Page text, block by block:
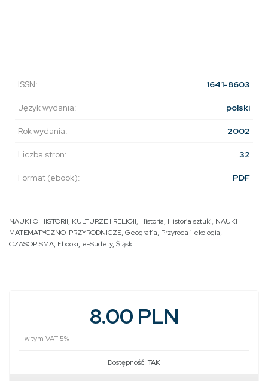
ISSN: 1641-8603
Język wydania: polski
Rok wydania: 2002
Liczba stron: 32
Format (ebook): PDF
NAUKI O HISTORII, KULTURZE I RELIGII, Historia, Historia sztuki, NAUKI
MATEMATYCZNO-PRZYRODNICZE, Geografia, Przyroda i ekologia,
CZASOPISMA, Ebooki, e-Sudety, Śląsk
8.00 PLN
w tym VAT 5%
Dostępność: TAK